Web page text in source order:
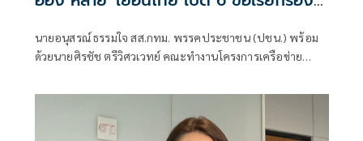
นายอนุสรณ์ ธรรมใจ สส.กทม. พรรคประชาชน (ปชน.) พร้อม
ด้วยนายศิรชัช ตรีวิศวเวทย์ คณะทำงานโครงการเครือข่าย
พัฒนาอย่างยั่งยืน แถลงคัดค้านการเยือนไทยอย่างเป็นทางการ